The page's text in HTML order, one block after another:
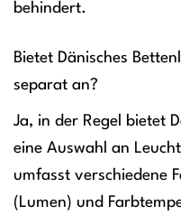
behindert.
Bietet Dänisches
separat an?
Ja, in der Regel bietet
eine Auswahl an
umfasst verschiedene
(Lumen) und